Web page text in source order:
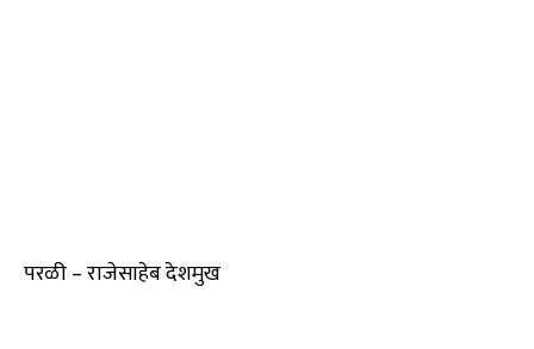
परळी – राजेसाहेब देशमुख